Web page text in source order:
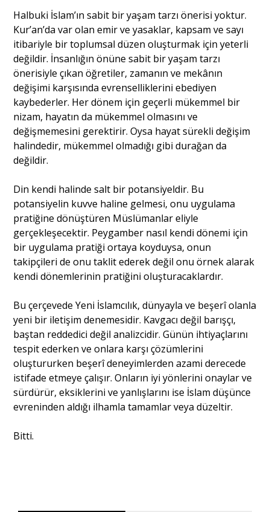
Halbuki İslam’ın sabit bir yaşam tarzı önerisi yoktur.
Kur’an’da var olan emir ve yasaklar, kapsam ve sayı
itibariyle bir toplumsal düzen oluşturmak için yeterli
değildir. İnsanlığın önüne sabit bir yaşam tarzı
önerisiyle çıkan öğretiler, zamanın ve mekânın
değişimi karşısında evrenselliklerini ebediyen
kaybederler. Her dönem için geçerli mükemmel bir
nizam, hayatın da mükemmel olmasını ve
değişmemesini gerektirir. Oysa hayat sürekli değişim
halindedir, mükemmel olmadığı gibi durağan da
değildir.
Din kendi halinde salt bir potansiyeldir. Bu
potansiyelin kuvve haline gelmesi, onu uygulama
pratiğine dönüştüren Müslümanlar eliyle
gerçekleşecektir. Peygamber nasıl kendi dönemi için
bir uygulama pratiği ortaya koyduysa, onun
takipçileri de onu taklit ederek değil onu örnek alarak
kendi dönemlerinin pratiğini oluşturacaklardır.
Bu çerçevede Yeni İslamcılık, dünyayla ve beşerî olanla
yeni bir iletişim denemesidir. Kavgacı değil barışçı,
baştan reddedici değil analizcidir. Günün ihtiyaçlarını
tespit ederken ve onlara karşı çözümlerini
oluştururken beşerî deneyimlerden azami derecede
istifade etmeye çalışır. Onların iyi yönlerini onaylar ve
sürdürür, eksiklerini ve yanlışlarını ise İslam düşünce
evreninden aldığı ilhamla tamamlar veya düzeltir.
Bitti.